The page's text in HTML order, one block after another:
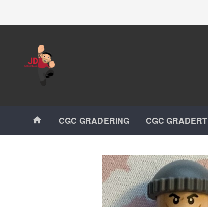
Produkter
CGC GRADERING CGC GRADERT